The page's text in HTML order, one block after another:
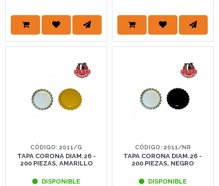
CÓDIGO: 2011/G
TAPA CORONA DIAM.26 -
200 PIEZAS, AMARILLO
DISPONIBLE
CÓDIGO: 2011/NR
TAPA CORONA DIAM.26 -
200 PIEZAS, NEGRO
DISPONIBLE